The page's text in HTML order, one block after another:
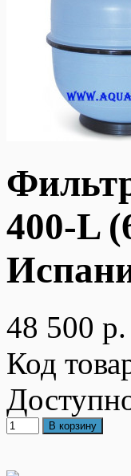
400-L
48 500 р.
Код